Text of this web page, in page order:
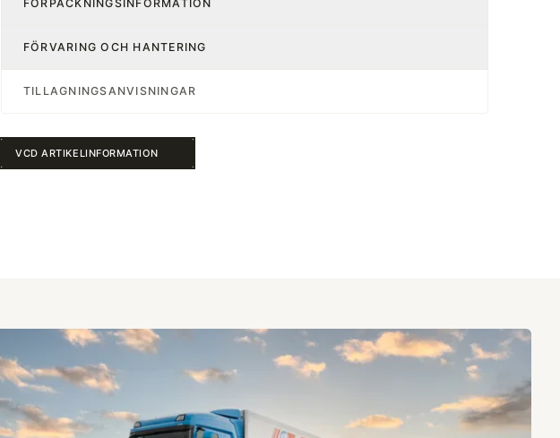
FÖRPACKNINGSINFORMATION
FÖRVARING OCH HANTERING
TILLAGNINGSANVISNINGAR
VCD ARTIKELINFORMATION